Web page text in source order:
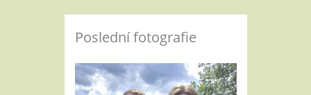
Poslední fotografie